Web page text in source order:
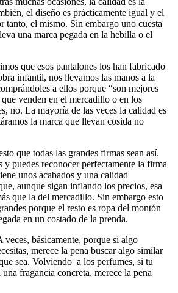
el diseño es prácticamente igual y el
tanto, el mismo. Sin embargo uno cuesta
una marca pegada en la hebilla o el
que esos pantalones los han fabricado
infantil, nos llevamos las manos a la
a ellos porque “son mejores
venden en el mercadillo o en los
no. La mayoría de las veces la calidad es
la marca que llevan cosida no
que todas las grandes firmas sean así.
y puedes reconocer perfectamente la firma
unos acabados y una calidad
aunque sigan inflando los precios, esa
que la del mercadillo. Sin embargo esto
porque el resto es ropa del montón
en un costado de la prenda.
veces, básicamente, porque si algo
merece la pena buscar algo similar
sea. Volviendo a los perfumes, si tu
fragancia concreta, merece la pena